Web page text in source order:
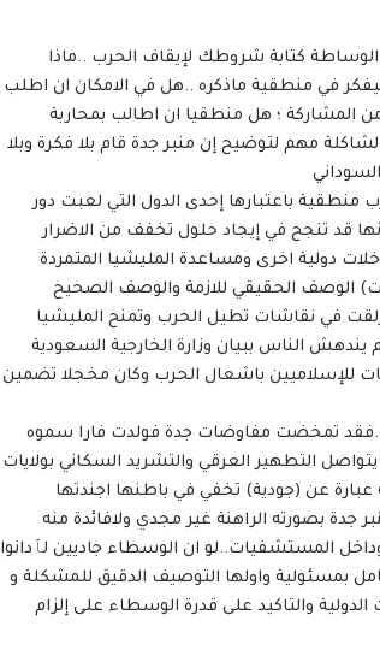
كتابة شروطك لإيقاف الحرب ..ماذا
في منطقية ماذكره ..هل في الامكان ان اطلب
البرهان والكباشي ‘ وتكوين حكومة مدنية وإبعاد اعضاء حكومة 56 من المشاركة ؛ هل منطقيا ان اطالب بمحاربة
مهم لتوضيح إن منبر جدة قام بلا فكرة وبلا
منطقية باعتبارها إحدى الدول التي لعبت دور
قد تنجح في إيجاد حلول تخفف من الاضرار
دولية اخرى ومساعدة المليشيا المتمردة
الوصف الحقيقي للازمة والوصف الصحيح
في نقاشات تطيل الحرب وتمنح المليشيا
الناس ببيان وزارة الخارجية السعودية
للإسلاميين باشعال الحرب وكان مخجلا تضمين
-.فقد تمخضت مفاوضات جدة فولدت فارا سموه
التطهير العرقي والتشريد السكاني بولايات
عبارة عن (جودية) تخفي في باطنها اجندتها
بصورته الراهنة غير مجدي ولافائدة منه
المستشفيات..لو ان الوسطاء جاديين لٱدانوا
بمسئولية واولها التوصيف الدقيق للمشكلة و
الدولية والتاكيد على قدرة الوسطاء على إلزام